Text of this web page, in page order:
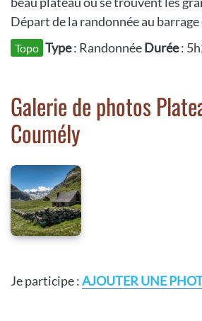
Départ de la randonnée au
Topo Type: RandonnéeDurée:
Galerie de photos
Coumély
Je participe :AJOUTER UNE